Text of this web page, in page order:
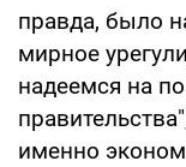
правда, было
мирное
надеемся на
именно